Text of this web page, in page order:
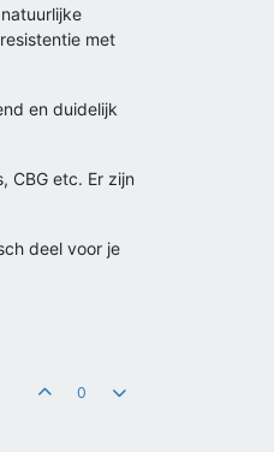
met
en duidelijk
CBG etc. Er zijn
deel voor je
0